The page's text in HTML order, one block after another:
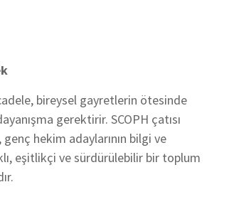
bireysel gayretlerin ötesinde
gerektirir. SCOPH çatısı
hekim adaylarının bilgi ve
eşitlikçi ve sürdürülebilir bir toplum